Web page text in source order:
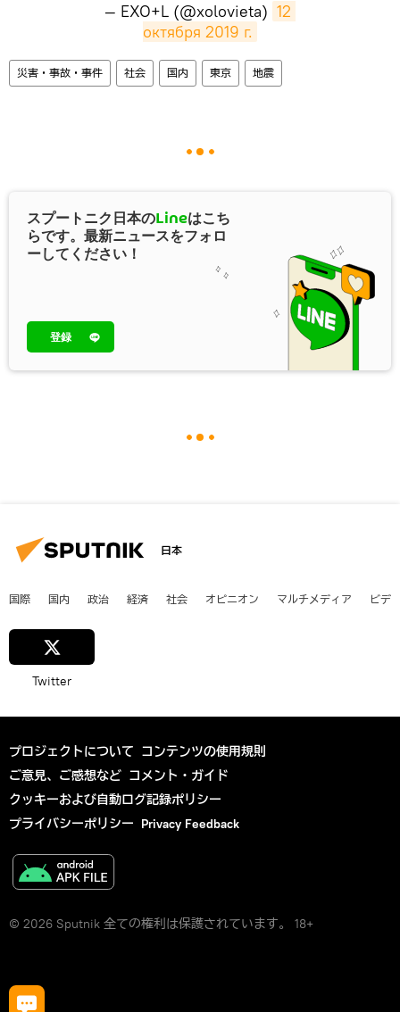
— EXO+L (@xolovieta) 12
октября 2019 г.
災害・事故・事件 社会 国内 東京 地震
スプートニク日本のLineはこち
らです。最新ニュースをフォロ
ーしてください！
登録
日本
国際 国内 政治 経済 社会 オピニオン マルチメディア ビデ
Twitter
プロジェクトについて コンテンツの使用規則
ご意見、ご感想など コメント・ガイド
クッキーおよび自動ログ記録ポリシー
プライバシーポリシー Privacy Feedback
© 2026 Sputnik 全ての権利は保護されています。 18+